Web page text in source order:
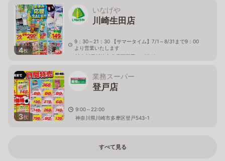
4枚
いなげや
川崎生田店
9：30～21：30 【サマータイム】7/1～8/31まで9：00
より営業いたします
神奈川県川崎市多摩区三田4－5548－1
3枚
業務スーパー
登戸店
9:00～22:00
神奈川県川崎市多摩区登戸543-1
すべて見る